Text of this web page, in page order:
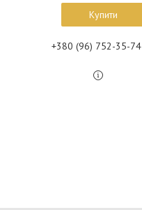
Купити
+380 (96) 752-35-74